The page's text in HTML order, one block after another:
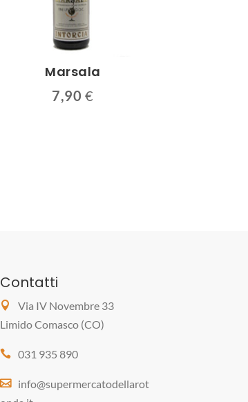
Marsala
7,90 €
Contatti
Via IV Novembre 33
Limido Comasco (CO)
031 935 890
info@supermercatodellarot